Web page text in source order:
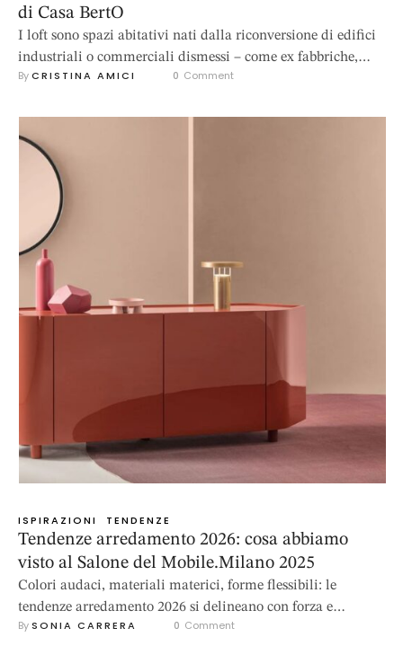
di Casa BertO
I loft sono spazi abitativi nati dalla riconversione di edifici
industriali o commerciali dismessi – come ex fabbriche,
officine, magazzini o laboratori – trasformati in ambienti
Il termine “loft” deriva dal norvegese antico lopt, che
significa “aria”: aria, luce e apertura sono proprio le
prerogative di questa …
By CRISTINA AMICI 0 Comment
ISPIRAZIONI TENDENZE
Tendenze arredamento 2026: cosa abbiamo
visto al Salone del Mobile.Milano 2025
Colori audaci, materiali materici, forme flessibili: le
tendenze arredamento 2026 si delineano con forza e
carattere tra gli stand della fiera internazionale del design.
By SONIA CARRERA 0 Comment